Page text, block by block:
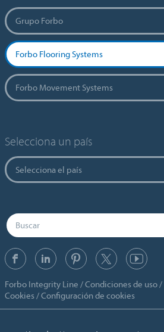
Grupo Forbo
Forbo Flooring Systems
Forbo Movement Systems
Selecciona un país
Selecciona el país
Forbo Integrity Line Condiciones de uso
Cookies Configuración de cookies